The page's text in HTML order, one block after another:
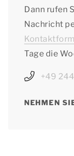
Dann rufen
Nachricht
Tage die
+49
NEHMEN